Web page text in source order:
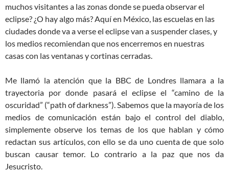
muchos visitantes a las zonas donde se pueda observar el
eclipse? ¿O hay algo más? Aquí en México, las escuelas en las
ciudades donde va a verse el eclipse van a suspender clases, y
los medios recomiendan que nos encerremos en nuestras
casas con las ventanas y cortinas cerradas.
Me llamó la atención que la BBC de Londres llamara a la
trayectoria por donde pasará el eclipse el “camino de la
oscuridad” (“path of darkness”). Sabemos que la mayoría de los
medios de comunicación están bajo el control del diablo,
simplemente observe los temas de los que hablan y cómo
redactan sus artículos, con ello se da uno cuenta de que solo
buscan causar temor. Lo contrario a la paz que nos da
Jesucristo.